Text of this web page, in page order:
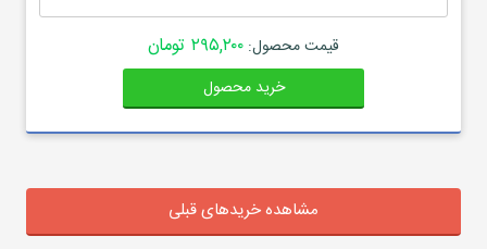
قیمت محصول: ۲۹۵,۲۰۰ تومان
خرید محصول
مشاهده خریدهای قبلی